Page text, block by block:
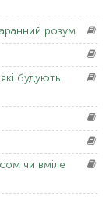
розум
будують
чи вміле